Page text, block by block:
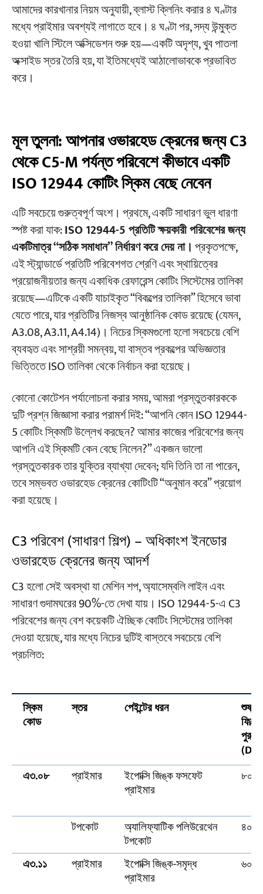
আমাদের কারখানার নিয়ম অনুযায়ী, ব্লাস্ট ক্লিনিং করার ৪ ঘণ্টার
মধ্যে প্রাইমার অবশ্যই লাগাতে হবে। ৪ ঘণ্টা পর, সদ্য উন্মুক্ত
হওয়া খালি স্টিলে অক্সিডেশন শুরু হয়—একটি অদৃশ্য, খুব পাতলা
অক্সাইড স্তর তৈরি হয়, যা ইতিমধ্যেই আঠালোভাবকে প্রভাবিত
করে।
মূল তুলনা: আপনার ওভারহেড ক্রেনের জন্য C3
থেকে C5-M পর্যন্ত পরিবেশে কীভাবে একটি
ISO 12944 কোটিং স্কিম বেছে নেবেন
এটি সবচেয়ে গুরুত্বপূর্ণ অংশ। প্রথমে, একটি সাধারণ ভুল ধারণা
স্পষ্ট করা যাক:ISO 12944-5 প্রতিটি ক্ষয়কারী পরিবেশের জন্য
একটিমাত্র “সঠিক সমাধান” নির্ধারণ করে দেয় না। প্রকৃতপক্ষে,
এই স্ট্যান্ডার্ডে প্রতিটি পরিবেশগত শ্রেণি এবং স্থায়িত্বের
প্রয়োজনীয়তার জন্য একাধিক রেফারেন্স কোটিং সিস্টেমের তালিকা
রয়েছে—এটিকে একটি যাচাইকৃত “বিকল্পের তালিকা” হিসেবে ভাবা
যেতে পারে, যার প্রতিটির নিজস্ব আনুষ্ঠানিক কোড রয়েছে (যেমন,
A3.08, A3.11, A4.14)। নিচের স্কিমগুলো হলো সবচেয়ে বেশি
ব্যবহৃত এবং সাশ্রয়ী সমন্বয়, যা বাস্তব প্রকল্পের অভিজ্ঞতার
ভিত্তিতে ISO তালিকা থেকে নির্বাচন করা হয়েছে।
কোনো কোটেশন পর্যালোচনা করার সময়, আমরা প্রস্তুতকারককে
দুটি প্রশ্ন জিজ্ঞাসা করার পরামর্শ দিই: “আপনি কোন ISO 12944-
5 কোটিং স্কিমটি উল্লেখ করছেন? আমার কাজের পরিবেশের জন্য
আপনি এই স্কিমটি কেন বেছে নিলেন?” একজন ভালো
প্রস্তুতকারক তার যুক্তির ব্যাখ্যা দেবেন; যদি তিনি তা না পারেন,
তবে সম্ভবত ওভারহেড ক্রেনের কোটিংটি “অনুমান করে” প্রয়োগ
করা হয়েছে।
C3 পরিবেশ (সাধারণ শিল্প) – অধিকাংশ ইনডোর
ওভারহেড ক্রেনের জন্য আদর্শ
C3 হলো সেই অবস্থা যা মেশিন শপ, অ্যাসেম্বলি লাইন এবং
সাধারণ গুদামঘরের 90%-তে দেখা যায়। ISO 12944-5-এ C3
পরিবেশের জন্য বেশ কয়েকটি ঐচ্ছিক কোটিং সিস্টেমের তালিকা
দেওয়া হয়েছে, যার মধ্যে নিচের দুটিই বাস্তবে সবচেয়ে বেশি
প্রচলিত:
স্কিম
কোড
স্তর পেইন্টের ধরন শুষ্ক
ফিল্মের
পুরুত্ব
এ৩.০৮
প্রাইমার ইপোক্সি জিঙ্ক ফসফেট
প্রাইমার
টপকোট অ্যালিফ্যাটিক পলিউরেথেন
টপকোট
এ৩.১১ প্রাইমার ইপোক্সি জিঙ্ক-সমৃদ্ধ
প্রাইমার